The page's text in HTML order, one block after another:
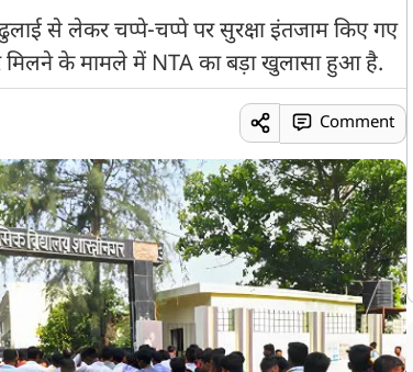
से लेकर चप्पे-चप्पे पर सुरक्षा इंतजाम किए गए
मिलने के मामले में NTA का बड़ा खुलासा हुआ है.
Comment